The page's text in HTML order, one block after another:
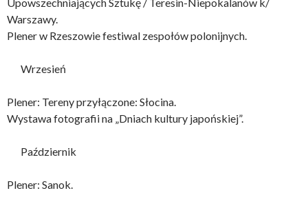
Warszawy.
Plener w Rzeszowie festiwal zespołów polonijnych.
Wrzesień
Plener: Tereny przyłączone: Słocina.
Wystawa fotografii na „Dniach kultury japońskiej”.
Październik
Plener: Sanok.